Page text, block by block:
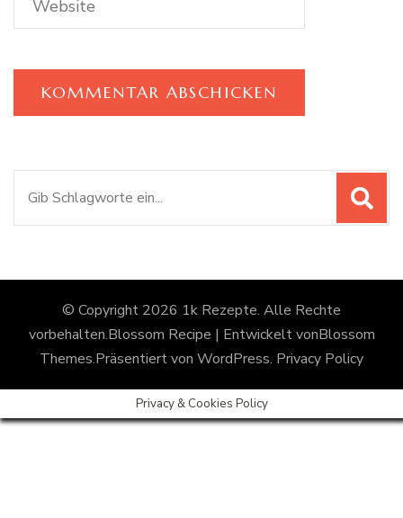
© Copyright 2026 1k Rezepte. Alle Rechte
vorbehalten.Blossom Recipe | Entwickelt vonBlossom
Themes.Präsentiert von WordPress. Privacy Policy
Privacy & Cookies Policy